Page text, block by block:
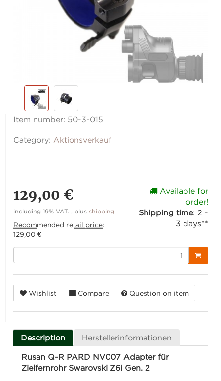
Item number: 50-3-015
Category: Aktionsverkauf
129,00 €
including 19% VAT. , plus shipping
Recommended retail price:
129,00 €
Available for
order!
Shipping time: 2 -
3 days**
Wishlist Compare Question on item
Description Herstellerinformationen
Rusan Q-R PARD NV007 Adapter für
Zielfernrohr Swarovski Z6i Gen. 2